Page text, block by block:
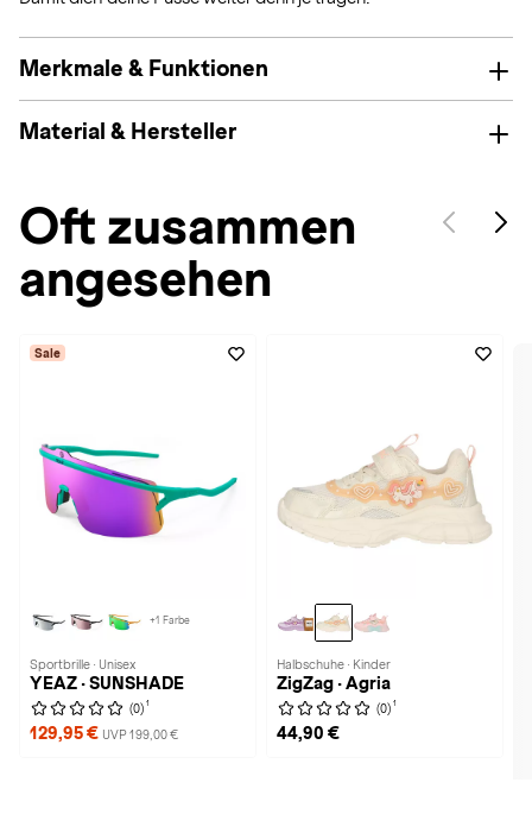
Merkmale & Funktionen
Material & Hersteller
Oft zusammen
angesehen
Sale
+1 Farbe
Sportbrille · Unisex
YEAZ · SUNSHADE
(0) 1
129,95 € UVP 199,00 €
Halbschuhe · Kinder
ZigZag · Agria
(0) 1
44,90 €